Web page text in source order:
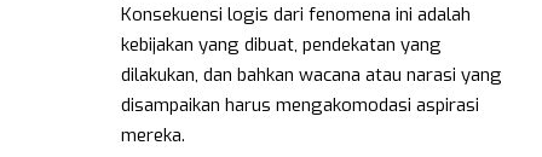
Konsekuensi logis dari fenomena ini adalah
kebijakan yang dibuat, pendekatan yang
dilakukan, dan bahkan wacana atau narasi yang
disampaikan harus mengakomodasi aspirasi
mereka.